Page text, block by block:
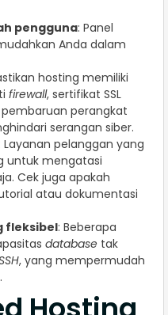
pengguna: Panel
Anda dalam
hosting memiliki
firewall, sertifikat SSL
perangkat
serangan siber.
: Layanan pelanggan yang
untuk mengatasi
Cek juga apakah
atau dokumentasi
fleksibel: Beberapa
database tak
, yang mempermudah